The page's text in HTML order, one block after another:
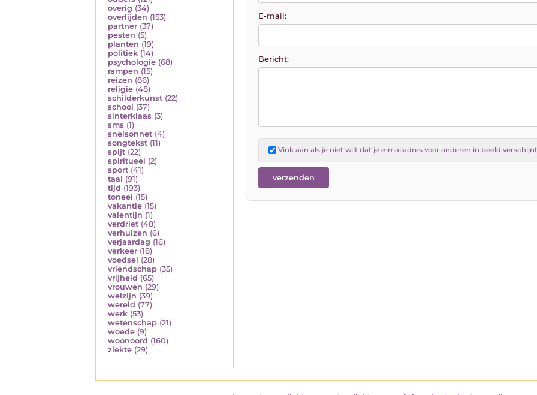
overig (34)
overlijden (153)
partner (37)
pesten (5)
planten (19)
politiek (14)
psychologie (68)
rampen (15)
reizen (86)
religie (48)
schilderkunst (22)
school (37)
sinterklaas (3)
sms (1)
snelsonnet (4)
songtekst (11)
spijt (22)
spiritueel (2)
sport (41)
taal (91)
tijd (193)
toneel (15)
vakantie (15)
valentijn (1)
verdriet (48)
verhuizen (6)
verjaardag (16)
verkeer (18)
voedsel (28)
vriendschap (35)
vrijheid (65)
vrouwen (29)
welzijn (39)
wereld (77)
werk (53)
wetenschap (21)
woede (9)
woonoord (160)
ziekte (29)
E-mail:
Bericht:
Vink aan als je niet wilt dat je e-mailadres voor anderen in beeld verschijnt